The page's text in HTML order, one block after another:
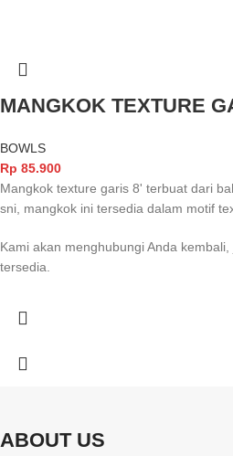
MANGKOK TEXTURE
BOWLS
Rp 85.900
Mangkok texture garis 8' terbuat dari
sni, mangkok ini tersedia dalam motif
Kami akan menghubungi Anda
tersedia.
ABOUT US